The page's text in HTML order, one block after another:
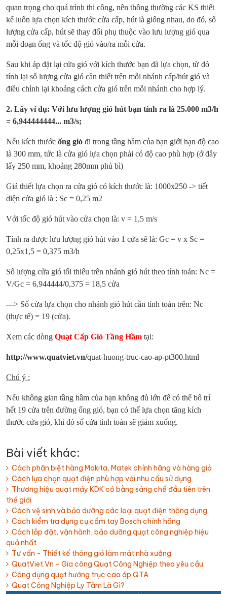
quan trọng cho quá trình thi công, nên thông thường các KS thiết
kế luôn lựa chọn kích thước cửa cấp, hút là giống nhau, do đó, số
lượng cửa cấp, hút sẽ thay đổi phụ thuộc vào lưu lượng gió qua
mỗi đoạn ống và tốc độ gió vào/ra mỗi cửa.
Sau khi áp đặt lại cửa gió với kích thước bạn đã lựa chọn, từ đó
tính lại số lượng cửa gió cần thiết trên mỗi nhánh cấp/hút gió và
điều chỉnh lại khoảng cách cửa gió trên mỗi nhánh cho hợp lý.
2. Lấy ví dụ: Với lưu lượng gió hút bạn tính ra là 25.000 m3/h
= 6,944444444... m3/s;
Nếu kích thước ống gió đi trong tầng hầm của bạn giới hạn độ cao
là 300 mm, tức là cửa gió lựa chọn phải có độ cao phù hợp (ở đây
lấy 250 mm, khoảng 280mm phủ bì)
Giả thiết lựa chọn ra cửa gió có kích thước là: 1000x250 -> tiết
diện cửa gió là : Sc = 0,25 m2
Với tốc độ gió hút vào cửa chọn là: v = 1,5 m/s
Tính ra được lưu lượng gió hút vào 1 cửa sẽ là: Gc = v x Sc =
0,25x1,5 = 0,375 m3/h
Số lượng cửa gió tối thiểu trên nhánh gió hút theo tính toán: Nc =
V/Gc = 6,944444/0,375 = 18,5 cửa
---> Số cửa lựa chọn cho nhánh gió hút cần tính toán trên: Nc
(thực tế) = 19 (cửa).
Xem các dòng Quạt Cấp Gió Tầng Hầm tại:
http://www.quatviet.vn/quat-huong-truc-cao-ap-pt300.html
Chú ý :
Nếu không gian tầng hầm của bạn không đủ lớn để có thể bố trí
hết 19 cửa trên đường ống gió, bạn có thể lựa chọn tăng kích
thước cửa gió, khi đó số cửa tính toán sẽ giảm xuống.
Bài viết khác:
Cách phân biệt hàng Makita, Matek chính hãng và hàng giả
Cách lựa chọn quạt điện phù hợp với nhu cầu sử dụng
Thương hiệu quạt máy KDK có bằng sáng chế đầu tiên trên
thế giới
Cách vệ sinh và bảo dưỡng các loại quạt điện thông dụng
Cách kiểm tra dụng cụ cầm tay Bosch chính hãng
Cách lắp đặt, vận hành, bảo dưỡng quạt công nghiệp hiệu
quả nhất
Tư vấn - Thiết kế thông gió làm mát nhà xưởng
QuatViet.Vn - Gia công Quạt Công Nghiệp theo yêu cầu
Công dụng quạt hướng trục cao áp QTA
Quạt Công Nghiệp Ly Tâm Là Gì?